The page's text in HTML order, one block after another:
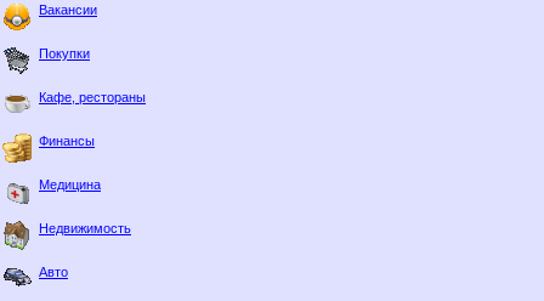
Вакансии
Покупки
Кафе, рестораны
Финансы
Медицина
Недвижимость
Авто